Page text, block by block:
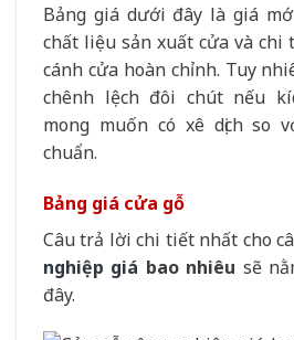
Bảng giá dưới đây là giá
chất liệu sản xuất cửa và chi
cánh cửa hoàn chỉnh. Tuy
chênh lệch đôi chút nếu
mong muốn có xê dịch so
chuẩn.
Bảng giá cửa gỗ
Câu trả lời chi tiết nhất cho
nghiệp giá bao nhiêu sẽ
đây.